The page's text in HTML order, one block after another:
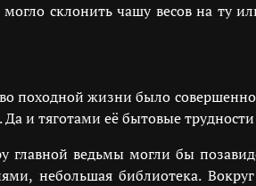
склонить чашу весов на ту
походной жизни было
Да и тяготами её бытовые
главной ведьмы могли бы
небольшая библиотека.